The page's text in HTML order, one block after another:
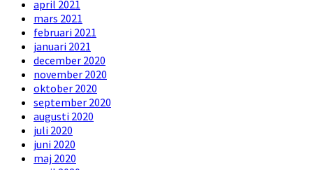
april 2021
mars 2021
februari 2021
januari 2021
december 2020
november 2020
oktober 2020
september 2020
augusti 2020
juli 2020
juni 2020
maj 2020